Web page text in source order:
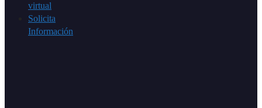
virtual
Solicita
Información